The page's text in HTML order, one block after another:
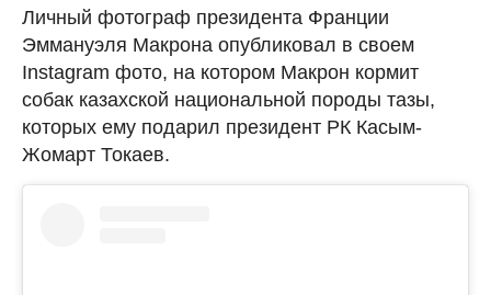
Личный фотограф президента Франции
Эммануэля Макрона опубликовал в своем
Instagram фото, на котором Макрон кормит
собак казахской национальной породы тазы,
которых ему подарил президент РК Касым-
Жомарт Токаев.